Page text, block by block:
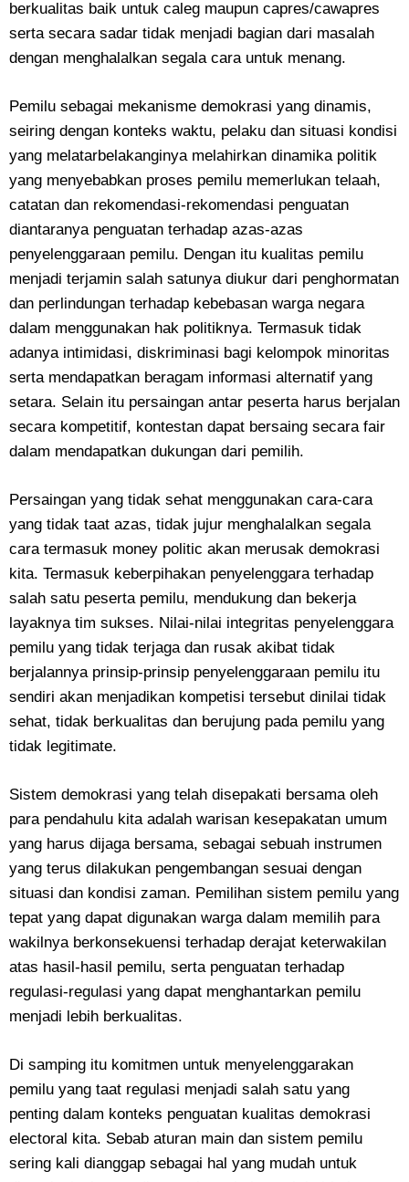
berkualitas baik untuk caleg maupun capres/cawapres
serta secara sadar tidak menjadi bagian dari masalah
dengan menghalalkan segala cara untuk menang.
Pemilu sebagai mekanisme demokrasi yang dinamis,
seiring dengan konteks waktu, pelaku dan situasi kondisi
yang melatarbelakanginya melahirkan dinamika politik
yang menyebabkan proses pemilu memerlukan telaah,
catatan dan rekomendasi-rekomendasi penguatan
diantaranya penguatan terhadap azas-azas
penyelenggaraan pemilu. Dengan itu kualitas pemilu
menjadi terjamin salah satunya diukur dari penghormatan
dan perlindungan terhadap kebebasan warga negara
dalam menggunakan hak politiknya. Termasuk tidak
adanya intimidasi, diskriminasi bagi kelompok minoritas
serta mendapatkan beragam informasi alternatif yang
setara. Selain itu persaingan antar peserta harus berjalan
secara kompetitif, kontestan dapat bersaing secara fair
dalam mendapatkan dukungan dari pemilih.
Persaingan yang tidak sehat menggunakan cara-cara
yang tidak taat azas, tidak jujur menghalalkan segala
cara termasuk money politic akan merusak demokrasi
kita. Termasuk keberpihakan penyelenggara terhadap
salah satu peserta pemilu, mendukung dan bekerja
layaknya tim sukses. Nilai-nilai integritas penyelenggara
pemilu yang tidak terjaga dan rusak akibat tidak
berjalannya prinsip-prinsip penyelenggaraan pemilu itu
sendiri akan menjadikan kompetisi tersebut dinilai tidak
sehat, tidak berkualitas dan berujung pada pemilu yang
tidak legitimate.
Sistem demokrasi yang telah disepakati bersama oleh
para pendahulu kita adalah warisan kesepakatan umum
yang harus dijaga bersama, sebagai sebuah instrumen
yang terus dilakukan pengembangan sesuai dengan
situasi dan kondisi zaman. Pemilihan sistem pemilu yang
tepat yang dapat digunakan warga dalam memilih para
wakilnya berkonsekuensi terhadap derajat keterwakilan
atas hasil-hasil pemilu, serta penguatan terhadap
regulasi-regulasi yang dapat menghantarkan pemilu
menjadi lebih berkualitas.
Di samping itu komitmen untuk menyelenggarakan
pemilu yang taat regulasi menjadi salah satu yang
penting dalam konteks penguatan kualitas demokrasi
electoral kita. Sebab aturan main dan sistem pemilu
sering kali dianggap sebagai hal yang mudah untuk